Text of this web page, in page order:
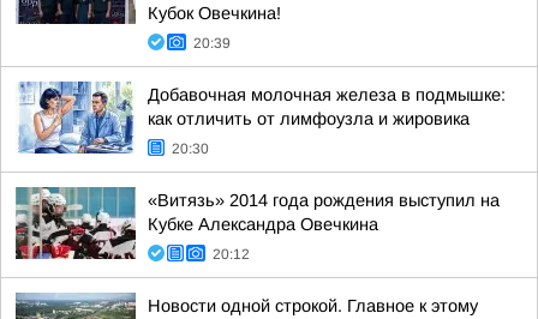
Кубок Овечкина!
20:39
Добавочная молочная железа в подмышке:
как отличить от лимфоузла и жировика
20:30
«Витязь» 2014 года рождения выступил на
Кубке Александра Овечкина
20:12
Новости одной строкой. Главное к этому